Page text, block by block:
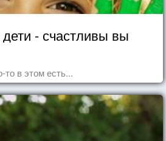
- счастливы вы
то в этом есть...